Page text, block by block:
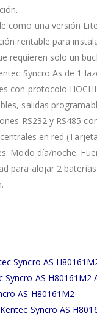
como una versión
rentable para
requieren solo un
Syncro As de 1
con protocolo
salidas
RS232 y RS485
en red
Modo día/noche.
para alojar 2
Syncro AS
AS H80161M2
AS H80161M2
Syncro AS